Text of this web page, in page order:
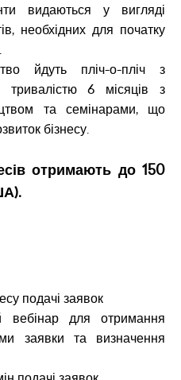
видаються у вигляді
необхідних для початку
йдуть пліч-о-пліч з
тривалістю 6 місяців з
та семінарами, що
бізнесу.
отримають до 150
).
подачі заявок
для отримання
заявки та визначення